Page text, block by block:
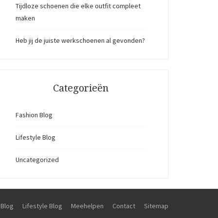
Tijdloze schoenen die elke outfit compleet
maken
Heb jij de juiste werkschoenen al gevonden?
Categorieën
Fashion Blog
Lifestyle Blog
Uncategorized
Lifestyle Blog Meehelpen Contact Sitemap